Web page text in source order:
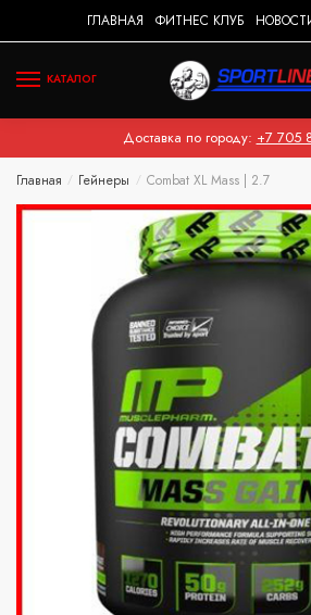
to
to
ГЛАВНАЯ ФИТНЕС КЛУБ
КАТАЛОГ
Доставка по городу: +7 705
Главная / Гейнеры / Combat XL Mass | 2.7